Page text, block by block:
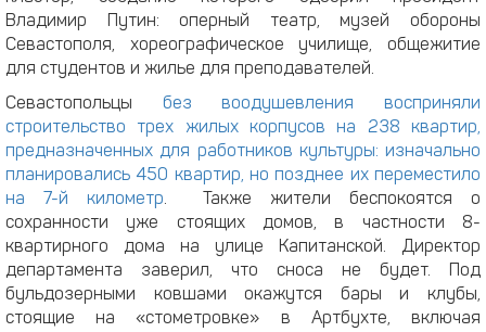
Владимир Путин: оперный театр, музей обороны
Севастополя, хореографическое училище, общежитие
для студентов и жилье для преподавателей.
Севастопольцы без воодушевления восприняли
строительство трех жилых корпусов на 238 квартир,
предназначенных для работников культуры: изначально
планировались 450 квартир, но позднее их переместило
на 7-й километр. Также жители беспокоятся о
сохранности уже стоящих домов, в частности 8-
квартирного дома на улице Капитанской. Директор
департамента заверил, что сноса не будет. Под
бульдозерными ковшами окажутся бары и клубы,
стоящие на «стометровке» в Артбухте, включая